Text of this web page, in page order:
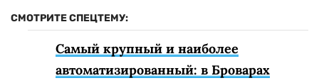
СМОТРИТЕ СПЕЦТЕМУ:
Самый крупный и наиболее
автоматизированный: в Броварах